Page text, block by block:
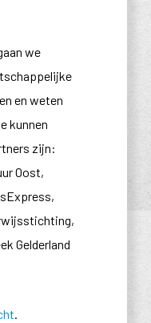
we
en weten
kunnen
zijn:
Oost,
Gelderland
.